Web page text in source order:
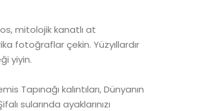
mitolojik kanatlı at
fotoğraflar çekin. Yüzyıllardır
yiyin.
Tapınağı kalıntıları, Dünyanın
sularında ayaklarınızı